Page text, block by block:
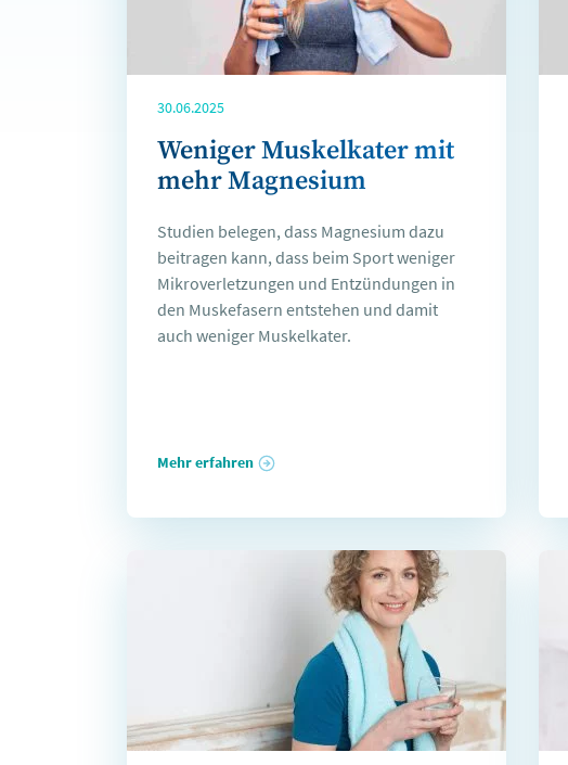
30.06.2025
Weniger Muskelkater mit
mehr Magnesium
Studien belegen, dass Magnesium dazu
beitragen kann, dass beim Sport weniger
Mikroverletzungen und Entzündungen in
den Muskefasern entstehen und damit
auch weniger Muskelkater.
Mehr erfahren